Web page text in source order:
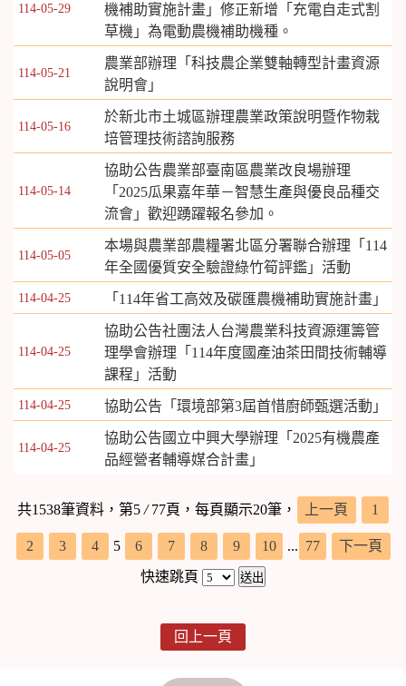
114-05-29
機補助實施計畫」修正新增「充電自走式割
草機」為電動農機補助機種。
114-05-21
農業部辦理「科技農企業雙軸轉型計畫資源
說明會」
114-05-16
於新北市土城區辦理農業政策說明暨作物栽
培管理技術諮詢服務
114-05-14
協助公告農業部臺南區農業改良場辦理
「2025瓜果嘉年華－智慧生產與優良品種交
流會」歡迎踴躍報名參加。
114-05-05
本場與農業部農糧署北區分署聯合辦理「114
年全國優質安全驗證綠竹筍評鑑」活動
114-04-25 「114年省工高效及碳匯農機補助實施計畫」
114-04-25
協助公告社團法人台灣農業科技資源運籌管
理學會辦理「114年度國產油茶田間技術輔導
課程」活動
114-04-25 協助公告「環境部第3屆首惜廚師甄選活動」
114-04-25
協助公告國立中興大學辦理「2025有機農產
品經營者輔導媒合計畫」
共1538筆資料，第5/77頁，每頁顯示20筆， 上一頁 1
2 3 4 5 6 7 8 9 10 ... 77
下一頁
快速跳頁
回上一頁